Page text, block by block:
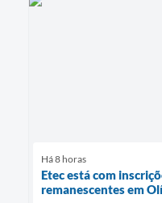
Há 8 horas
Etec está com
remanescentes em